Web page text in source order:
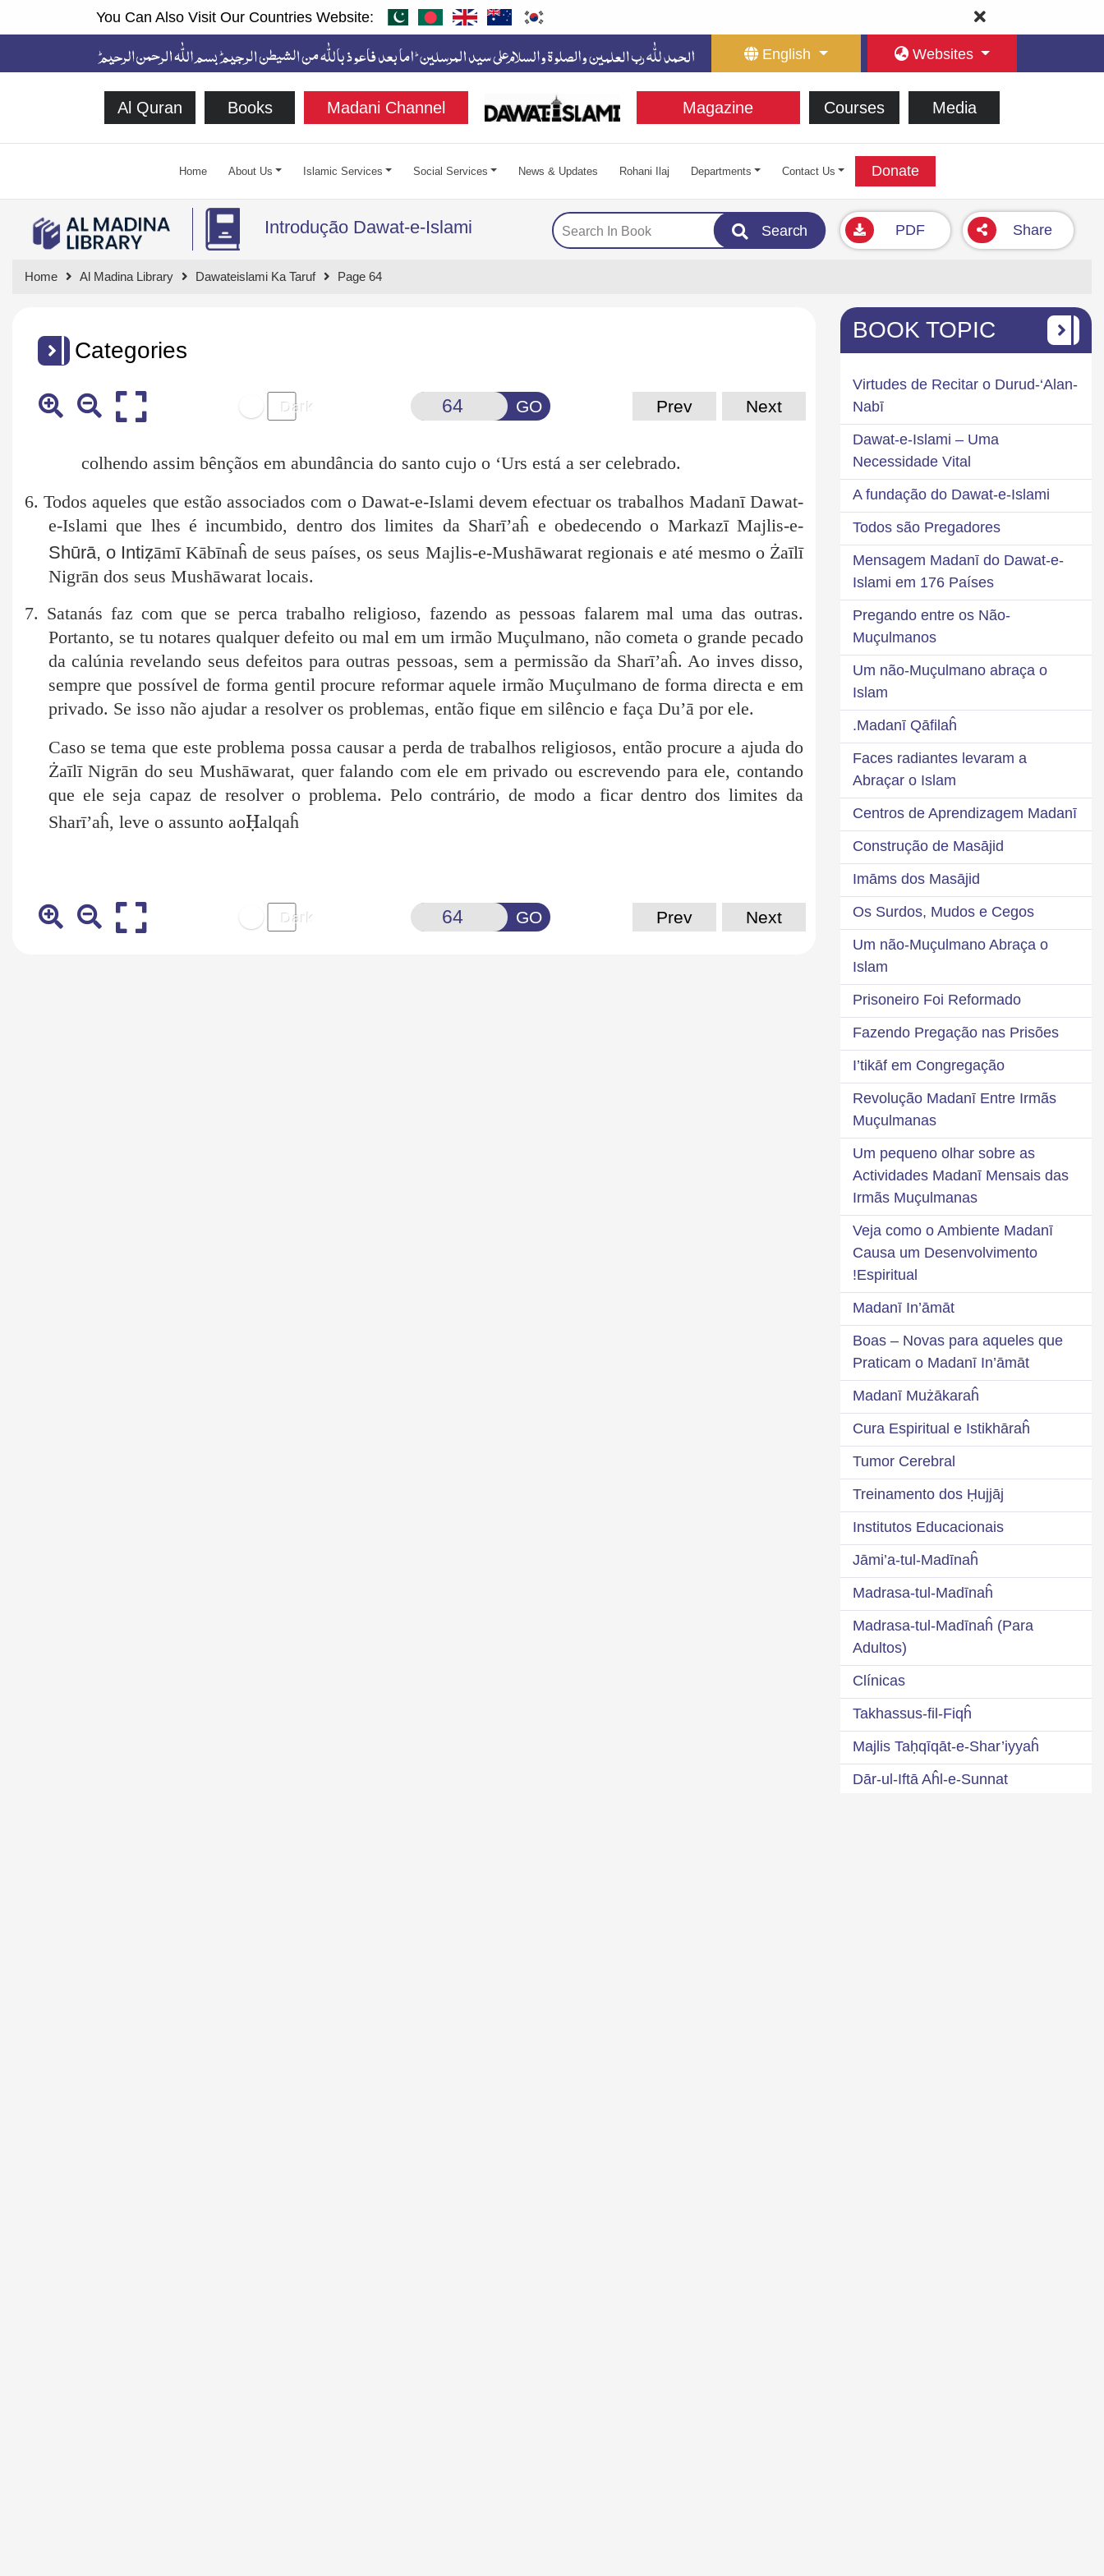
You Can Also Visit Our Countries Website:
English Websites
Al Quran Books Madani Channel Magazine Courses Media
Home About Us Islamic Services Social Services News & Updates Rohani Ilaj Departments Contact Us Donate
Introdução Dawat-e-Islami Search PDF Share
Home Al Madina Library Dawateislami Ka Taruf Page 64
Categories
GO Prev Next
colhendo assim bênçãos em abundância do santo cujo o ‘Urs está a ser celebrado.
6. Todos aqueles que estão associados com o Dawat-e-Islami devem efectuar os trabalhos Madanī Dawat-
e-Islami que lhes é incumbido, dentro dos limites da Sharī’aĥ e obedecendo o Markazī Majlis-e-
Shūrā, o Intiẓāmī Kābīnaĥ de seus países, os seus Majlis-e-Mushāwarat regionais e até mesmo o Żaīlī
Nigrān dos seus Mushāwarat locais.
7. Satanás faz com que se perca trabalho religioso, fazendo as pessoas falarem mal uma das outras.
Portanto, se tu notares qualquer defeito ou mal em um irmão Muçulmano, não cometa o grande pecado
da calúnia revelando seus defeitos para outras pessoas, sem a permissão da Sharī’aĥ. Ao inves disso,
sempre que possível de forma gentil procure reformar aquele irmão Muçulmano de forma directa e em
privado. Se isso não ajudar a resolver os problemas, então fique em silêncio e faça Du’ā por ele.
Caso se tema que este problema possa causar a perda de trabalhos religiosos, então procure a ajuda do
Żaīlī Nigrān do seu Mushāwarat, quer falando com ele em privado ou escrevendo para ele, contando
que ele seja capaz de resolver o problema. Pelo contrário, de modo a ficar dentro dos limites da
Sharī’aĥ, leve o assunto aoḤalqaĥ
GO Prev Next
BOOK TOPIC
Virtudes de Recitar o Durud-‘Alan-
Nabī
Dawat-e-Islami – Uma
Necessidade Vital
A fundação do Dawat-e-Islami
Todos são Pregadores
Mensagem Madanī do Dawat-e-
Islami em 176 Países
Pregando entre os Não-
Muçulmanos
Um não-Muçulmano abraça o
Islam
Madanī Qāfilaĥ.
Faces radiantes levaram a
Abraçar o Islam
Centros de Aprendizagem Madanī
Construção de Masājid
Imāms dos Masājid
Os Surdos, Mudos e Cegos
Um não-Muçulmano Abraça o
Islam
Prisoneiro Foi Reformado
Fazendo Pregação nas Prisões
I’tikāf em Congregação
Revolução Madanī Entre Irmãs
Muçulmanas
Um pequeno olhar sobre as
Actividades Madanī Mensais das
Irmãs Muçulmanas
Veja como o Ambiente Madanī
Causa um Desenvolvimento
Espiritual!
Madanī In’āmāt
Boas – Novas para aqueles que
Praticam o Madanī In’āmāt
Madanī Mużākaraĥ
Cura Espiritual e Istikhāraĥ
Tumor Cerebral
Treinamento dos Ḥujjāj
Institutos Educacionais
Jāmi’a-tul-Madīnaĥ
Madrasa-tul-Madīnaĥ
Madrasa-tul-Madīnaĥ (Para
Adultos)
Clínicas
Takhassus-fil-Fiqĥ
Majlis Taḥqīqāt-e-Shar’iyyaĥ
Dār-ul-Iftā Aĥl-e-Sunnat